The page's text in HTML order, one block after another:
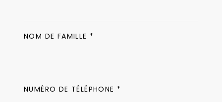
NOM DE FAMILLE *
NUMÉRO DE TÉLÉPHONE *